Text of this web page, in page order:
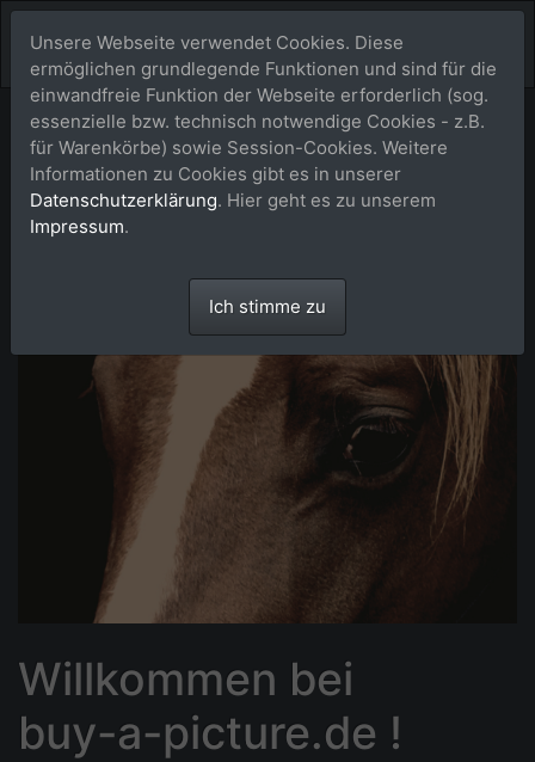
Willkommen bei
buy-a-picture.de !
Unsere Webseite verwendet Cookies. Diese
ermöglichen grundlegende Funktionen und sind für die
einwandfreie Funktion der Webseite erforderlich (sog.
essenzielle bzw. technisch notwendige Cookies - z.B.
für Warenkörbe) sowie Session-Cookies. Weitere
Informationen zu Cookies gibt es in unserer
Datenschutzerklärung. Hier geht es zu unserem
Impressum.
Ich stimme zu